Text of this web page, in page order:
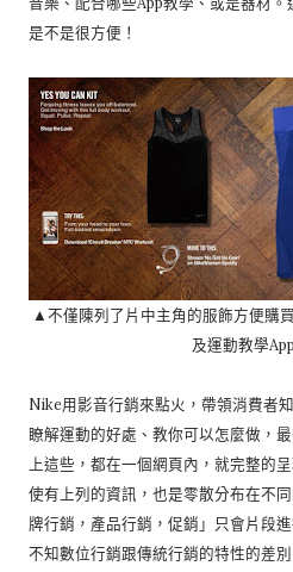
是不是很方便！
▲不僅陳列了片中主角的服飾方便購
及運動教學
Nike用影音行銷來點火，帶領消費者
瞭解運動的好處、教你可以怎麼做，
上這些，都在一個網頁內，就完整的
使有上列的資訊，也是零散分布在不
牌行銷，產品行銷，促銷」只會片段
不知數位行銷跟傳統行銷的特性的差